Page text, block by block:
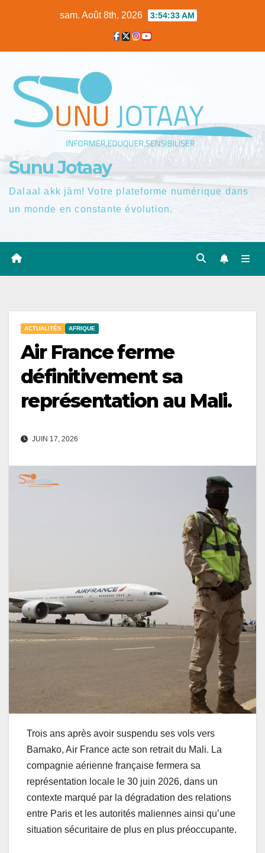
sam. Août 8th, 2026 3:54:34 AM
Sunu Jotaay
Dalaal akk jàm! Votre plateforme numérique dans
un monde en constante évolution.
ACTUALITÉS AFRIQUE
Air France ferme
définitivement sa
représentation au Mali.
JUIN 17, 2026
Trois ans après avoir suspendu ses vols vers
Bamako, Air France acte son retrait du Mali. La
compagnie aérienne française fermera sa
représentation locale le 30 juin 2026, dans un
contexte marqué par la dégradation des relations
entre Paris et les autorités maliennes ainsi qu’une
situation sécuritaire de plus en plus préoccupante.